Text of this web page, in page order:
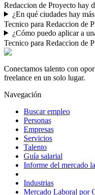
Redaccion de Proyecto hay
¿En qué ciudades hay
Tecnico para Redaccion de
¿Cómo puedo aplicar a
Tecnico para Redaccion de
Conectamos talento con
freelance en un solo lugar.
Navegación
Buscar empleo
Personas
Empresas
Servicios
Talento
Guía salarial
Informe del mercado
Industrias
Mercado Laboral por